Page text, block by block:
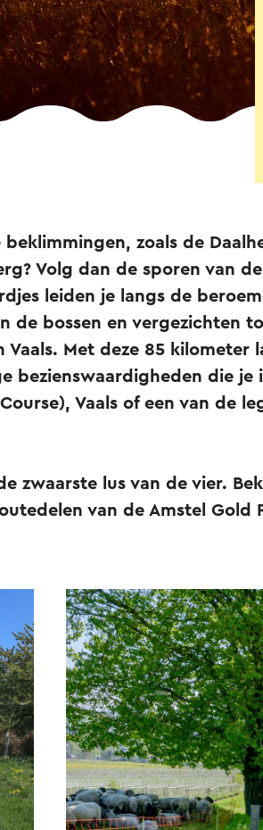
zoals de
Volg dan de sporen van
leiden je langs de
de bossen en vergezichten
Met deze 85 kilometer
bezienswaardigheden die je
Vaals of een van de
zwaarste lus van de vier.
van de Amstel Gold